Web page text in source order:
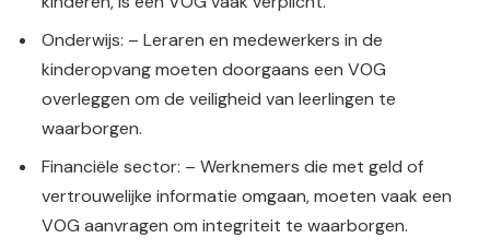
Onderwijs: – Leraren en medewerkers in de
kinderopvang moeten doorgaans een VOG
overleggen om de veiligheid van leerlingen te
waarborgen.
Financiële sector: – Werknemers die met geld of
vertrouwelijke informatie omgaan, moeten vaak een
VOG aanvragen om integriteit te waarborgen.